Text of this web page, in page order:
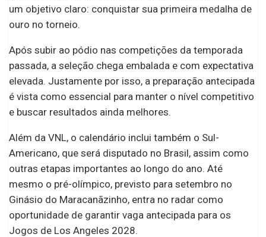
um objetivo claro: conquistar sua primeira medalha de
ouro no torneio.
Após subir ao pódio nas competições da temporada
passada, a seleção chega embalada e com expectativa
elevada. Justamente por isso, a preparação antecipada
é vista como essencial para manter o nível competitivo
e buscar resultados ainda melhores.
Além da VNL, o calendário inclui também o Sul-
Americano, que será disputado no Brasil, assim como
outras etapas importantes ao longo do ano. Até
mesmo o pré-olímpico, previsto para setembro no
Ginásio do Maracanãzinho, entra no radar como
oportunidade de garantir vaga antecipada para os
Jogos de Los Angeles 2028.